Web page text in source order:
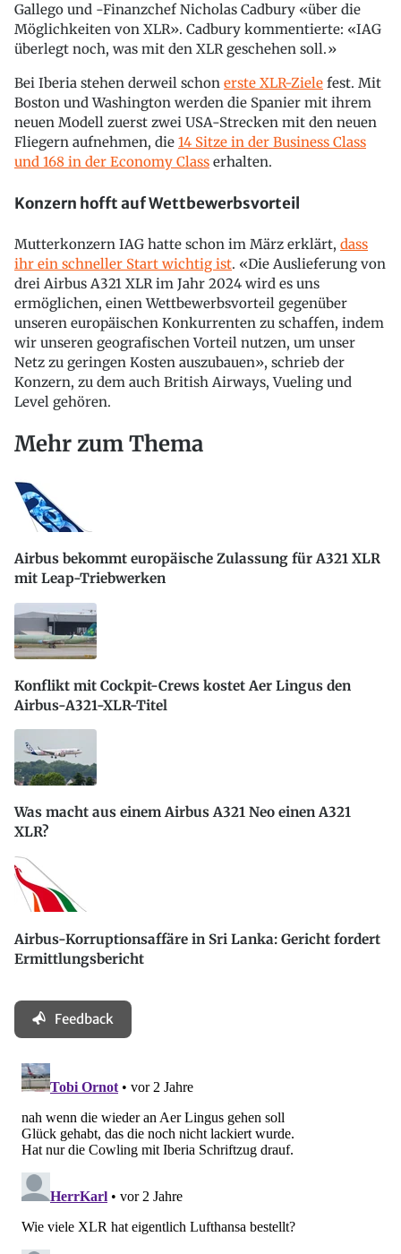
Gallego und -Finanzchef Nicholas Cadbury «über die
Möglichkeiten von XLR». Cadbury kommentierte: «IAG
überlegt noch, was mit den XLR geschehen soll.»
Bei Iberia stehen derweil schon erste XLR-Ziele fest. Mit
Boston und Washington werden die Spanier mit ihrem
neuen Modell zuerst zwei USA-Strecken mit den neuen
Fliegern aufnehmen, die 14 Sitze in der Business Class
und 168 in der Economy Class erhalten.
Konzern hofft auf Wettbewerbsvorteil
Mutterkonzern IAG hatte schon im März erklärt, dass
ihr ein schneller Start wichtig ist. «Die Auslieferung von
drei Airbus A321 XLR im Jahr 2024 wird es uns
ermöglichen, einen Wettbewerbsvorteil gegenüber
unseren europäischen Konkurrenten zu schaffen, indem
wir unseren geografischen Vorteil nutzen, um unser
Netz zu geringen Kosten auszubauen», schrieb der
Konzern, zu dem auch British Airways, Vueling und
Level gehören.
Mehr zum Thema
Airbus bekommt europäische Zulassung für A321 XLR
mit Leap-Triebwerken
Konflikt mit Cockpit-Crews kostet Aer Lingus den
Airbus-A321-XLR-Titel
Was macht aus einem Airbus A321 Neo einen A321
XLR?
Airbus-Korruptionsaffäre in Sri Lanka: Gericht fordert
Ermittlungsbericht
Feedback